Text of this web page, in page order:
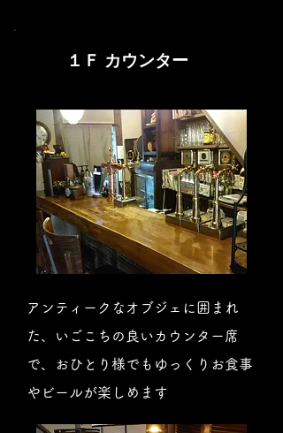
１Ｆ カウンター
アンティークなオブジェに囲まれ
た、いごこちの良いカウンター席
で、おひとり様でもゆっくりお食事
やビールが楽しめます